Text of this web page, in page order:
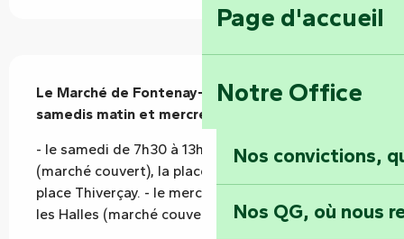
Page d'accueil
Notre Office
Nos convictions,
Nos QG, où nous
Le Marché de Fontenay-le-Comte : Tous les
samedis matin et mercredis matin.
- le samedi de 7h30 à 13h - sous les Halles
(marché couvert), la place du Commerce et la
place Thiverçay. - le mercredi de 8h à 12h30 sous
les Halles (marché couvert).